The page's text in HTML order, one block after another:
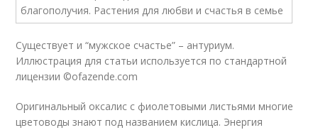
Существует и “мужское счастье” – антуриум.
Иллюстрация для статьи используется по стандартной
лицензии ©ofazende.com
Оригинальный оксалис с фиолетовыми листьями многие
цветоводы знают под названием кислица. Энергия